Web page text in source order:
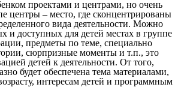
проектами и центрами, но очень
центры – место, где сконцентрированы
вида деятельности. Можно
и доступных для детей местах в группе
предметы по теме, специально
сюрпризные моменты и т.п., это
детей к деятельности. От того,
будет обеспечена тема материалами,
интересам детей и программным